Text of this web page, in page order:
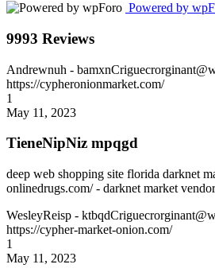
Powered by
9993 Reviews
Andrewnuh -
https://cypheronionmarket.com/
1
May 11, 2023
TieneNipNiz mpqgd
deep web shopping site florida darknet
onlinedrugs.com/ - darknet market
WesleyReisp -
https://cypher-market-onion.com/
1
May 11, 2023